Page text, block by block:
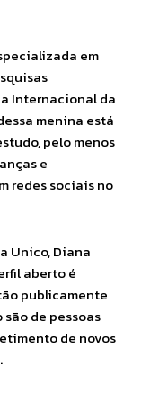
em
Internacional da
menina está
pelo menos
e
redes sociais no
Unico, Diana
aberto é
publicamente
de pessoas
de novos